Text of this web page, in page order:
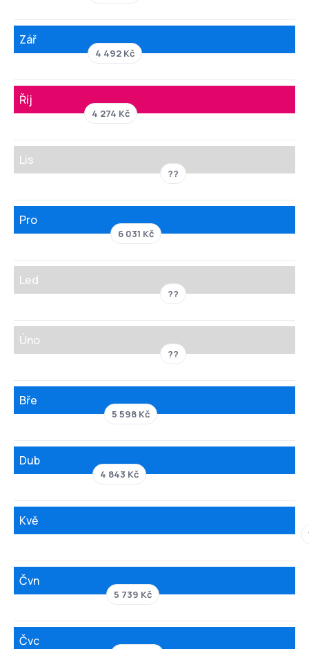
Zář
4 492 Kč
Říj
4 274 Kč
Lis
??
Pro
6 031 Kč
Led
??
Úno
??
Bře
5 598 Kč
Dub
4 843 Kč
Kvě
Čvn
5 739 Kč
Čvc